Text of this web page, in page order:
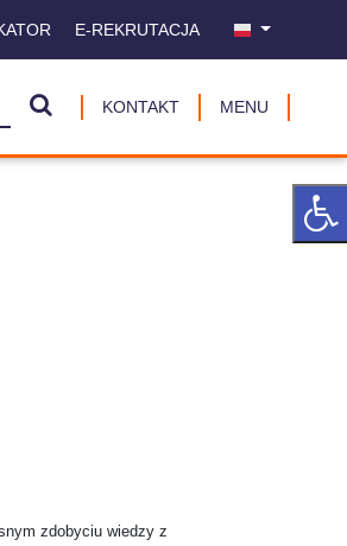
E-REKRUTACJA
KONTAKT MENU
zdobyciu wiedzy z